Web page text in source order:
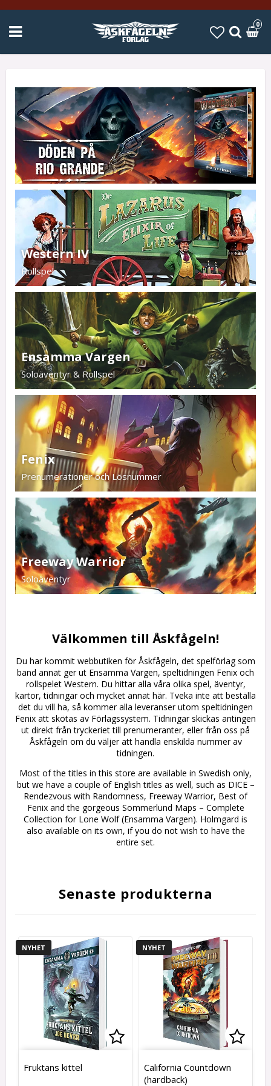
0
Western IV
Rollspel
Ensamma Vargen
Soloäventyr & Rollspel
Fenix
Prenumerationer och Lösnummer
Freeway Warrior
Soloäventyr
Välkommen till Åskfågeln!
Du har kommit webbutiken för Åskfågeln, det spelförlag som
band annat ger ut Ensamma Vargen, speltidningen Fenix och
rollspelet Western. Du hittar alla våra olika spel, äventyr,
kartor, tidningar och mycket annat här. Tveka inte att beställa
det du vill ha, så kommer alla leveranser utom speltidningen
Fenix att skötas av Förlagssystem. Tidningar skickas antingen
ut direkt från tryckeriet till prenumeranter, eller från oss på
Åskfågeln om du väljer att handla enskilda nummer av
tidningen.
Most of the titles in this store are available in Swedish only,
but we have a couple of English titles as well, such as DICE –
Rendezvous with Randomness, Freeway Warrior, Best of
Fenix and the gorgeous Sommerlund Maps – Complete
Collection for Lone Wolf (Ensamma Vargen). Holmgard is
also available on its own, if you do not wish to have the
entire set.
Senaste produkterna
NYHET
Lägg till i favoritlistan
Fruktans kittel
NYHET
California Countdown
(hardback)